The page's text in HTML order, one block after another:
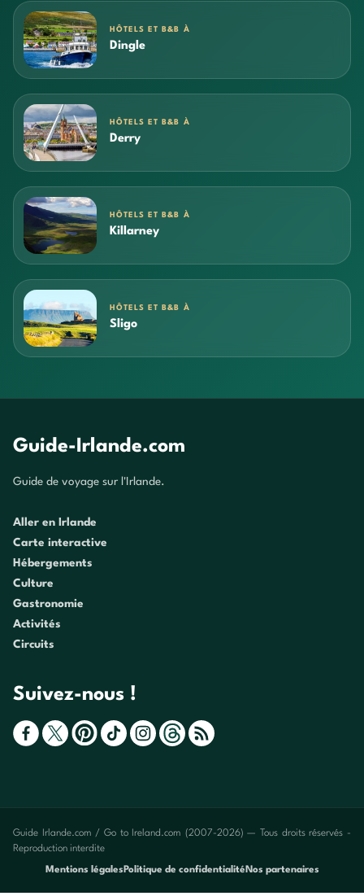
HÔTELS ET B&B À
Dingle
HÔTELS ET B&B À
Derry
HÔTELS ET B&B À
Killarney
HÔTELS ET B&B À
Sligo
Guide-Irlande.com
Guide de voyage sur l'Irlande.
Aller en Irlande
Carte interactive
Hébergements
Culture
Gastronomie
Activités
Circuits
Suivez-nous !
Guide Irlande.com / Go to Ireland.com (2007-2026) — Tous droits réservés -
Reproduction interdite
Mentions légales Politique de confidentialité Nos partenaires